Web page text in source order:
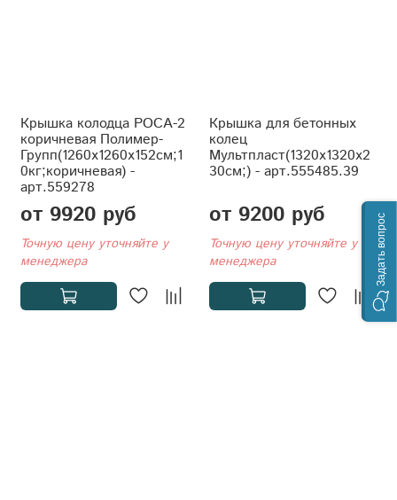
Крышка колодца РОСА-2
коричневая Полимер-
Групп(1260x1260x152см;1
0кг;коричневая) -
арт.559278
от 9920 руб
Точную цену уточняйте у
менеджера
Крышка для бетонных
колец
Мультпласт(1320x1320x2
30см;) - арт.555485.39
от 9200 руб
Точную цену уточняйте у
менеджера
Задать вопрос